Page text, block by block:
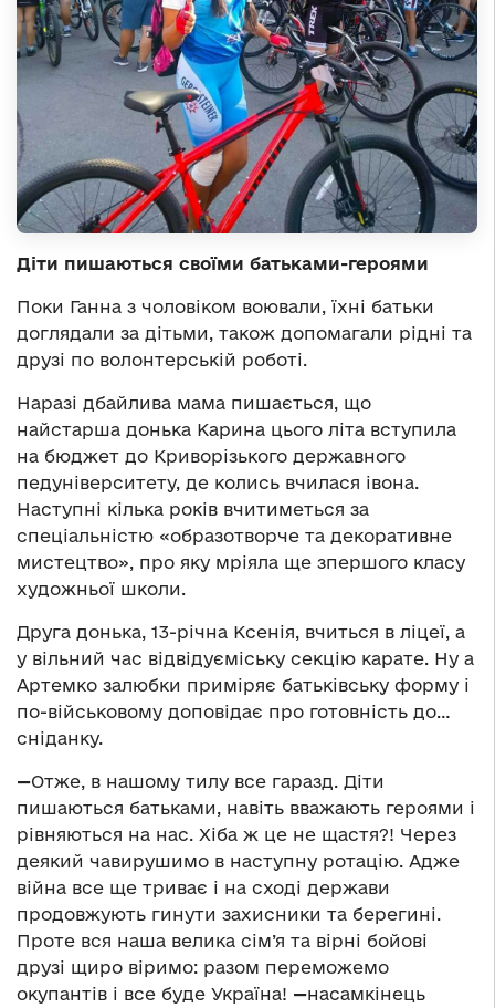
Діти пишаються своїми батьками-героями
Поки Ганна з чоловіком воювали, їхні батьки
доглядали за дітьми, також допомагали рідні та
друзі по волонтерській роботі.
Наразі дбайлива мама пишається, що
найстарша донька Карина цього літа вступила
на бюджет до Криворізького державного
педуніверситету, де колись вчилася івона.
Наступні кілька років вчитиметься за
спеціальністю «образотворче та декоративне
мистецтво», про яку мріяла ще зпершого класу
художньої школи.
Друга донька, 13-річна Ксенія, вчиться в ліцеї, а
у вільний час відвідуєміську секцію карате. Ну а
Артемко залюбки приміряє батьківську форму і
по-військовому доповідає про готовність до…
сніданку.
—Отже, в нашому тилу все гаразд. Діти
пишаються батьками, навіть вважають героями і
рівняються на нас. Хіба ж це не щастя?! Через
деякий чавирушимо в наступну ротацію. Адже
війна все ще триває і на сході держави
продовжують гинути захисники та берегині.
Проте вся наша велика сім’я та вірні бойові
друзі щиро віримо: разом переможемо
окупантів і все буде Україна! —насамкінець